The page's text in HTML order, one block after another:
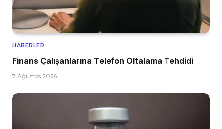
HABERLER
Finans Çalışanlarına Telefon Oltalama Tehdidi
7 Ağustos 2026